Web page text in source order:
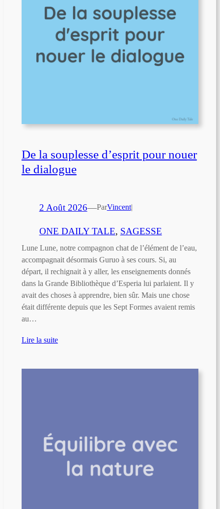
De la souplesse d’esprit pour nouer
le dialogue
2 Août 2026—ParVincent|
ONE DAILY TALE, SAGESSE
Lune Lune, notre compagnon chat de l’élément de l’eau,
accompagnait désormais Guruo à ses cours. Si, au
départ, il rechignait à y aller, les enseignements donnés
dans la Grande Bibliothèque d’Esperia lui parlaient. Il y
avait des choses à apprendre, bien sûr. Mais une chose
était différente depuis que les Sept Formes avaient remis
au…
Lire la suite